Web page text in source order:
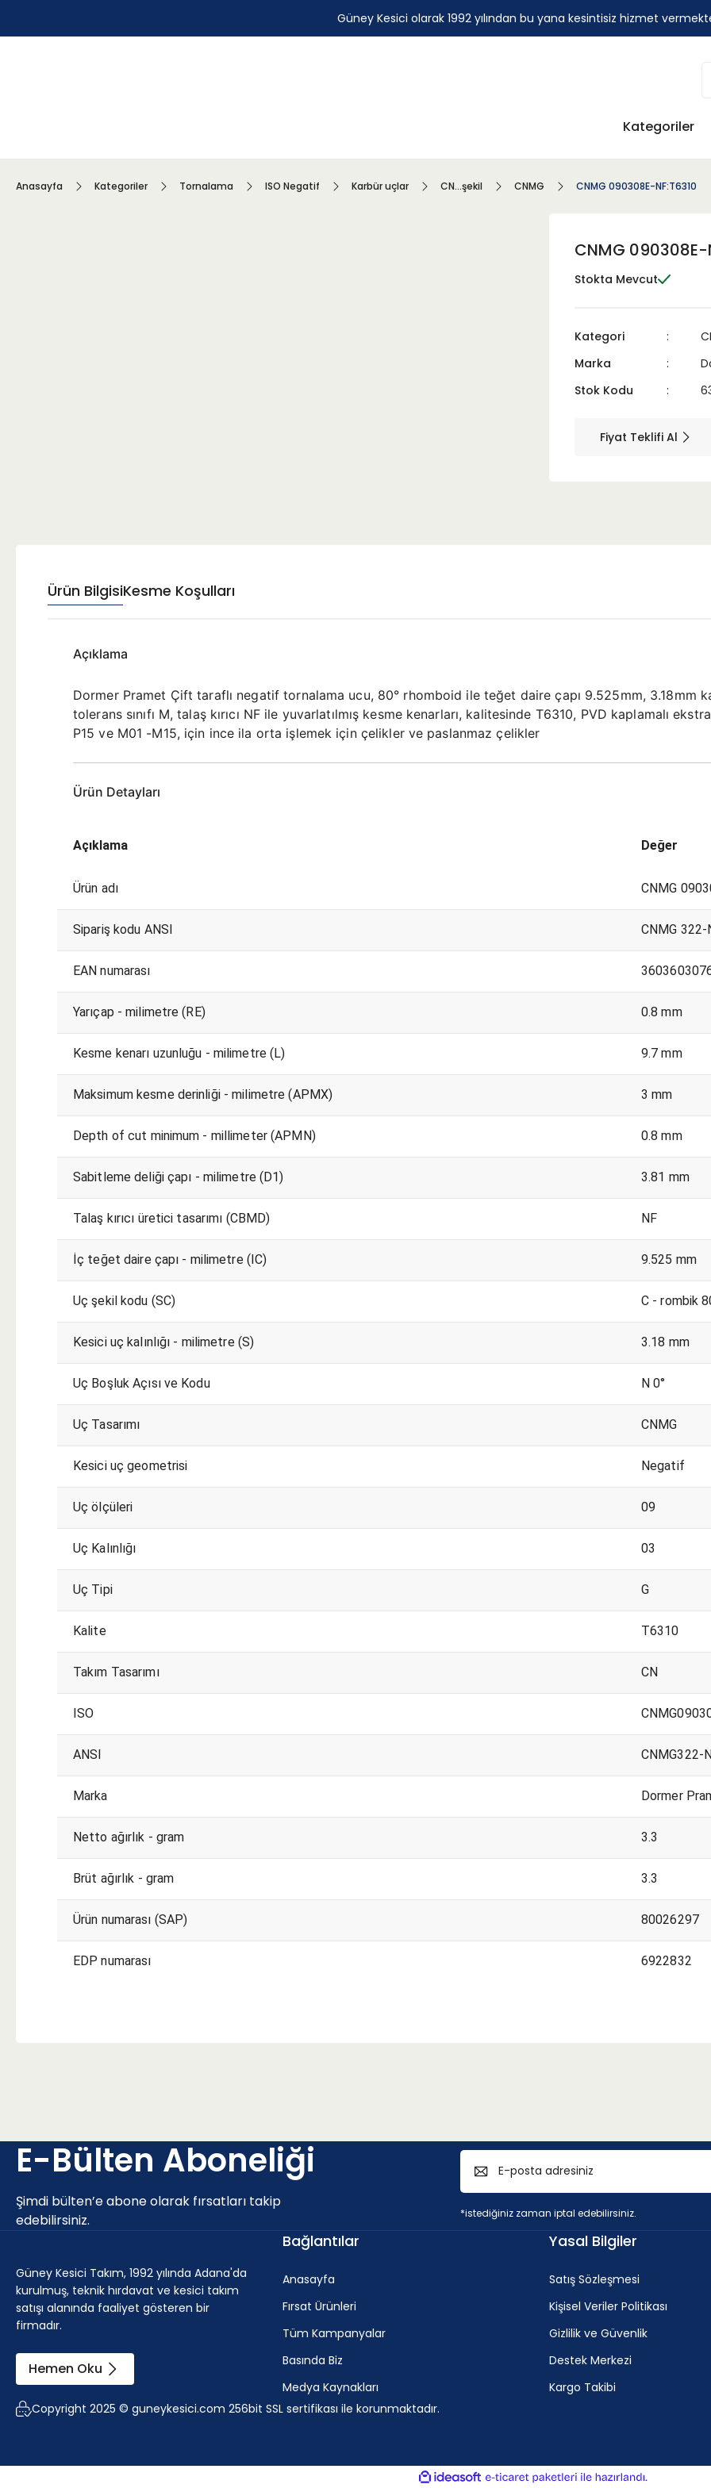
Güney Kesici olarak 1992 yılından bu yana kesintisiz hizmet
Kategoriler
Anasayfa Kategoriler Tornalama ISO Negatif Karbür uçlar CN...şekil CNMG CNMG 090308E-NF:T6310
CNMG 090308E-
Stokta Mevcut
Kategori
Marka
Stok Kodu
Fiyat Teklifi Al
Ürün BilgisiKesme Koşulları
Açıklama
Dormer Pramet Çift taraflı negatif tornalama ucu, 80° rhomboid ile teğet daire çapı 9.525mm, 3.18mm
tolerans sınıfı M, talaş kırıcı NF ile yuvarlatılmış kesme kenarları, kalitesinde T6310, PVD kaplamalı
P15 ve M01 -M15, için ince ila orta işlemek için çelikler ve paslanmaz çelikler
Ürün Detayları
Açıklama Değer
Ürün adı CNMG
Sipariş kodu ANSI CNMG
EAN numarası
Yarıçap - milimetre (RE) 0.8 mm
Kesme kenarı uzunluğu - milimetre (L) 9.7 mm
Maksimum kesme derinliği - milimetre (APMX) 3 mm
Depth of cut minimum - millimeter (APMN) 0.8 mm
Sabitleme deliği çapı - milimetre (D1) 3.81 mm
Talaş kırıcı üretici tasarımı (CBMD) NF
İç teğet daire çapı - milimetre (IC) 9.525 mm
Uç şekil kodu (SC) C - rombik
Kesici uç kalınlığı - milimetre (S) 3.18 mm
Uç Boşluk Açısı ve Kodu N 0°
Uç Tasarımı CNMG
Kesici uç geometrisi Negatif
Uç ölçüleri 09
Uç Kalınlığı 03
Uç Tipi G
Kalite T6310
Takım Tasarımı CN
ISO
ANSI CNMG322-
Marka Dormer
Netto ağırlık - gram 3.3
Brüt ağırlık - gram 3.3
Ürün numarası (SAP) 80026297
EDP numarası 6922832
P - Çelik ve dökme çelikler (Alaşım oranı < 10% ve sertlik < 45HRC)
Uygunluk vc
0.8 - 3 mm 140 - 245 m/min
M - Paslanmaz çelik (korozyona dayanıklı çelikler, krom oranı > %11
Uygunluk ap
E-Bülten Aboneliği
Şimdi bülten’e abone olarak fırsatları takip
edebilirsiniz.
*istediğiniz zaman iptal edebilirsiniz.
Güney Kesici Takım, 1992 yılında Adana'da
kurulmuş, teknik hırdavat ve kesici takım
satışı alanında faaliyet gösteren bir
firmadır.
Hemen Oku
Bağlantılar
Anasayfa
Fırsat Ürünleri
Tüm Kampanyalar
Basında Biz
Medya Kaynakları
Yasal Bilgiler
Satış Sözleşmesi
Kişisel Veriler Politikası
Gizlilik ve Güvenlik
Destek Merkezi
Kargo Takibi
Copyright 2025 © guneykesici.com 256bit SSL sertifikası ile korunmaktadır.
ideasoft
e-